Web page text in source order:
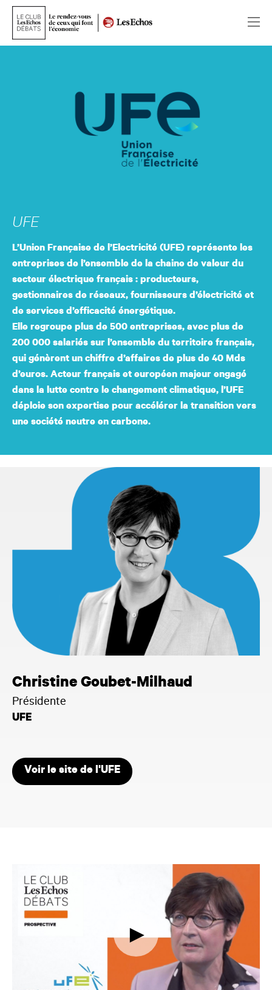
UFE
L’Union Française de l’Electricité (UFE) représente les
entreprises de l’ensemble de la chaine de valeur du
secteur électrique français : producteurs,
gestionnaires de réseaux, fournisseurs d’électricité et
de services d’efficacité énergétique.
Elle regroupe plus de 500 entreprises, avec plus de
200 000 salariés sur l’ensemble du territoire français,
qui génèrent un chiffre d’affaires de plus de 40 Mds
d’euros. Acteur français et européen majeur engagé
dans la lutte contre le changement climatique, l’UFE
déploie son expertise pour accélérer la transition vers
une société neutre en carbone.
Christine Goubet-Milhaud
Présidente
UFE
Voir le site de l'UFE